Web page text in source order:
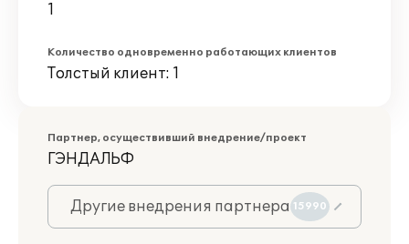
1
Количество одновременно работающих клиентов
Толстый клиент: 1
Партнер, осуществивший внедрение/проект
ГЭНДАЛЬФ
Другие внедрения партнера 15990